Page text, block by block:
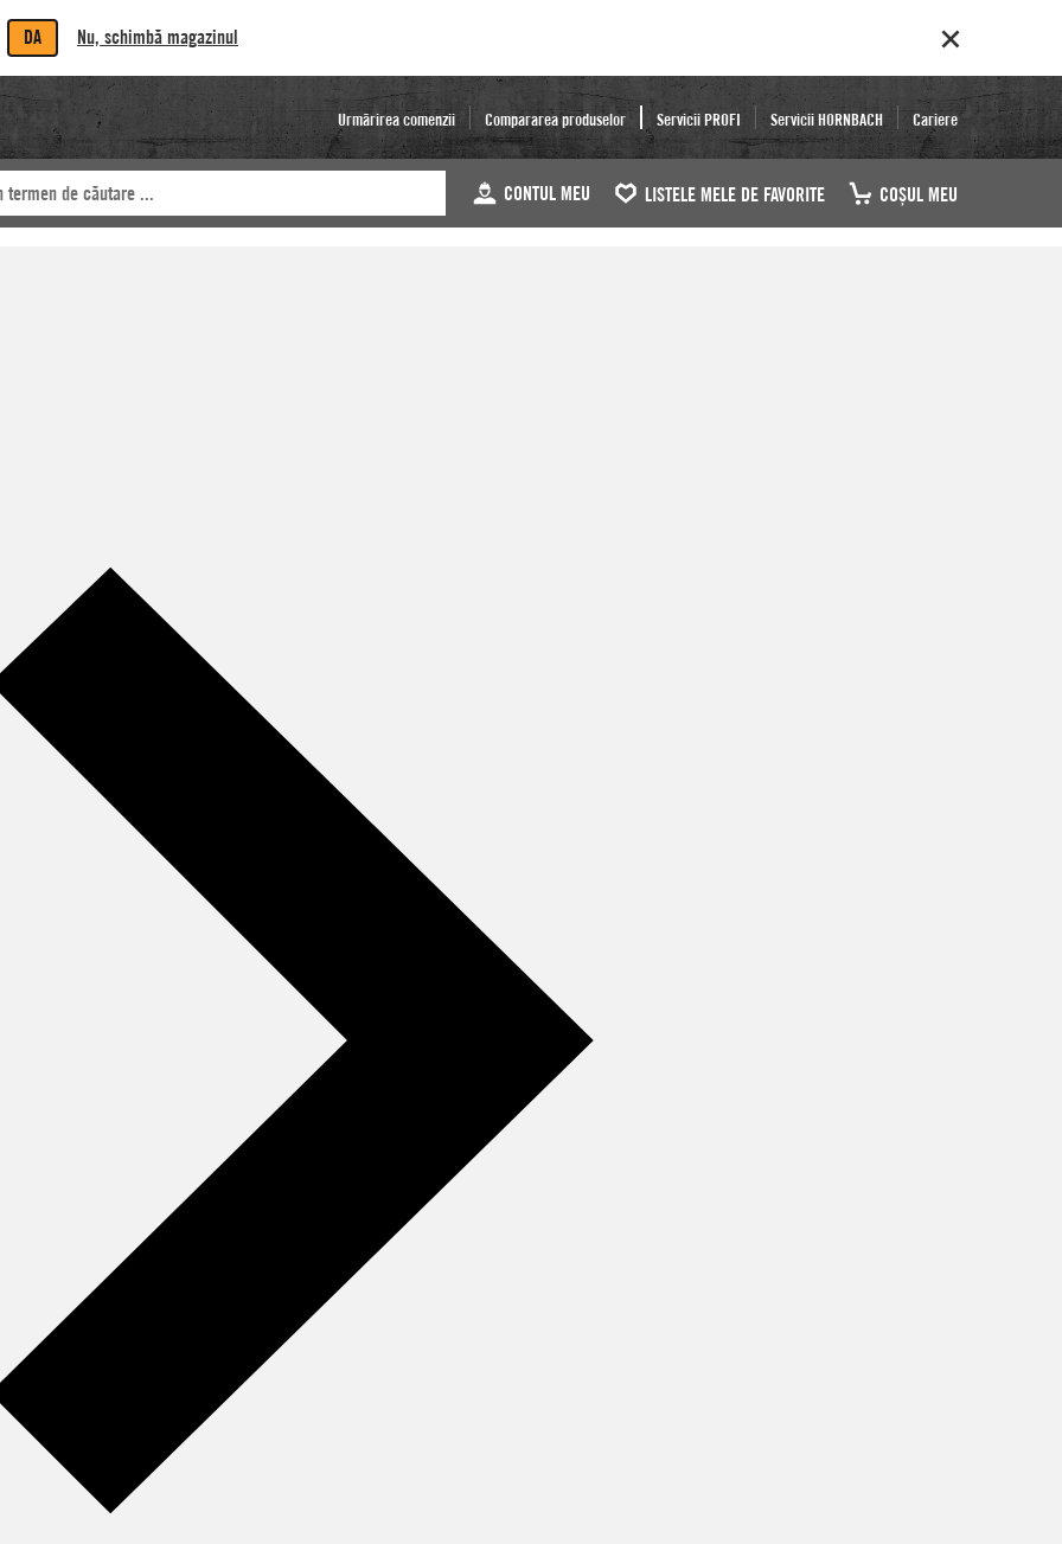
DA Nu, schimbă magazinul
Urmărirea comenzii Compararea produselor Servicii PROFI Servicii HORNBACH Cariere
CONTUL MEU LISTELE MELE DE FAVORITE COŞUL MEU